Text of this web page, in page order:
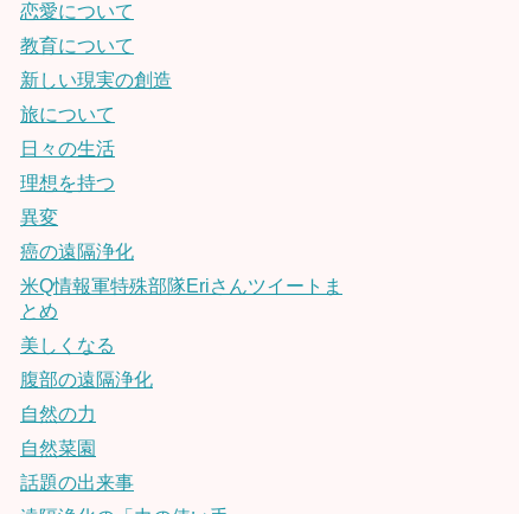
恋愛について
教育について
新しい現実の創造
旅について
日々の生活
理想を持つ
異変
癌の遠隔浄化
米Q情報軍特殊部隊Eriさんツイートま
とめ
美しくなる
腹部の遠隔浄化
自然の力
自然菜園
話題の出来事